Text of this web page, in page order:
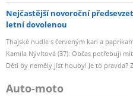
Nejčastější novoroční
letní dovolenou
Thajské nudle s červeným kari a
Kamila Nývltová (37): Občas potřebuji mít
Děti by neměly jíst houby! Je to pravda?
Auto-moto